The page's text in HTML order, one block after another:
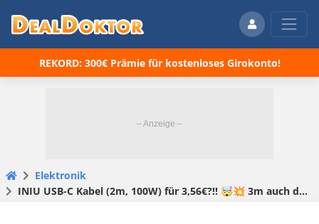
REKORD: 300€ Prämie für kostenloses Girokonto!
Elektronik
INIU USB-C Kabel (2m, 100W) für 3,56€?!! 🤯💥 3m auch deutlich reduziert für 4,58€! Schnellladen für Smartphones, Tablets & Laptops